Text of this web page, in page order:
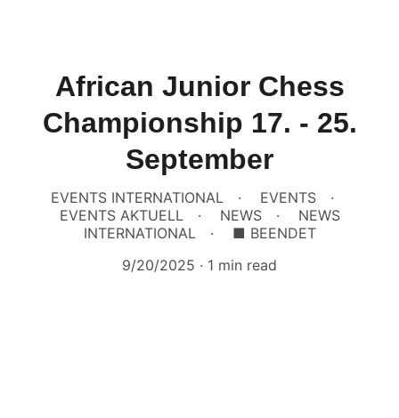
African Junior Chess
Championship 17. - 25.
September
EVENTS INTERNATIONAL
EVENTS
EVENTS AKTUELL
NEWS
NEWS
INTERNATIONAL
■ BEENDET
9/20/2025
1 min read